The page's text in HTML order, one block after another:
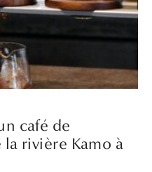
café de
rivière Kamo à